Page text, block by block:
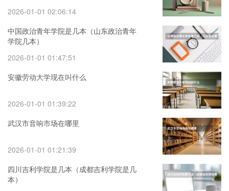
2026-01-01 02:06:14
中国政治青年学院是几本（山东政治青年
学院几本）
2026-01-01 01:47:51
安徽劳动大学现在叫什么
2026-01-01 01:39:22
武汉市音响市场在哪里
2026-01-01 01:21:39
四川吉利学院是几本（成都吉利学院是几
本）